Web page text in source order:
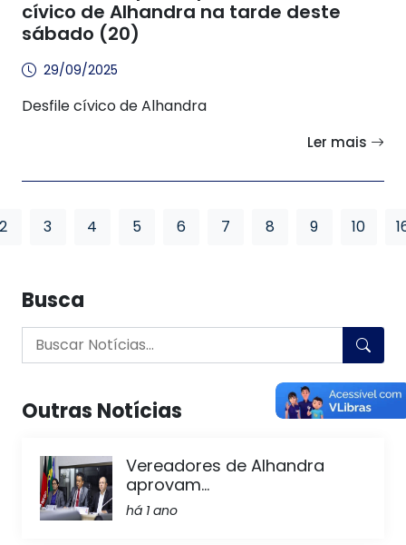
cívico de Alhandra na tarde deste
sábado (20)
29/09/2025
Desfile cívico de Alhandra
Ler mais
2 3 4 5 6 7 8 9 10
Busca
Outras Notícias
Vereadores de Alhandra
aprovam...
há 1 ano